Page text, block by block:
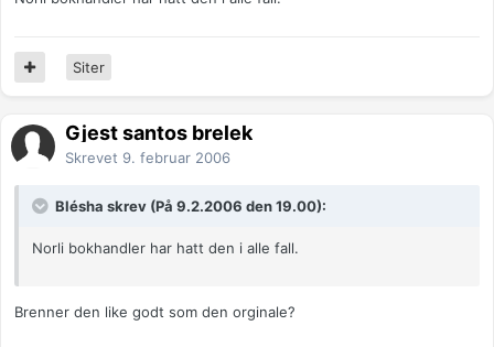
Siter
Gjest santos brelek
Skrevet 9. februar 2006
Blésha skrev (På 9.2.2006 den 19.00):
Norli bokhandler har hatt den i alle fall.
Brenner den like godt som den orginale?